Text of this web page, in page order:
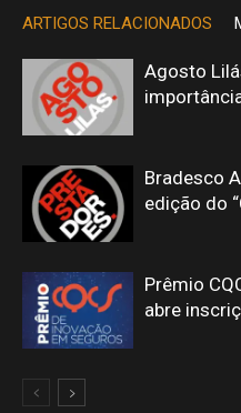
ARTIGOS RELACIONADOS
Agosto
Bradesco
edição do
Prêmio
abre